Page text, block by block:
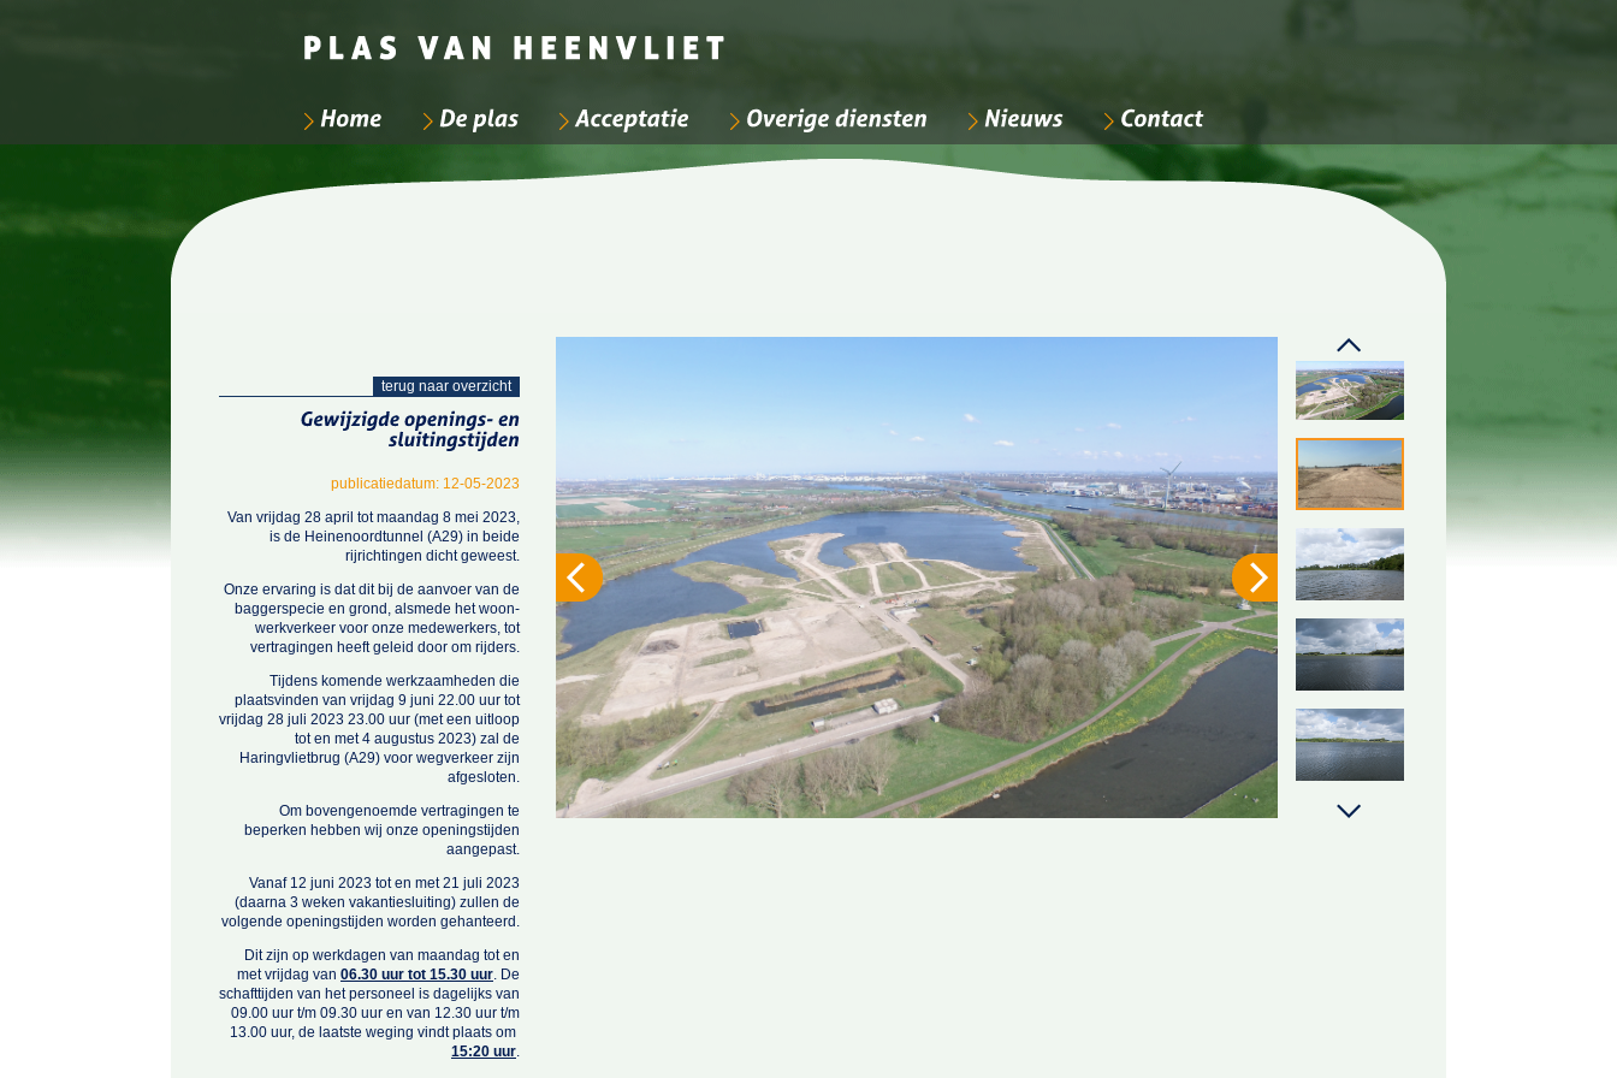
terug naar overzicht
publicatiedatum: 12-05-2023
Van vrijdag 28 april tot maandag 8 mei 2023,
is de Heinenoordtunnel (A29) in beide
rijrichtingen dicht geweest.
Onze ervaring is dat dit bij de aanvoer van de
baggerspecie en grond, alsmede het woon-
werkverkeer voor onze medewerkers, tot
vertragingen heeft geleid door om rijders.
Tijdens komende werkzaamheden die
plaatsvinden van vrijdag 9 juni 22.00 uur tot
vrijdag 28 juli 2023 23.00 uur (met een uitloop
tot en met 4 augustus 2023) zal de
Haringvlietbrug (A29) voor wegverkeer zijn
afgesloten.
Om bovengenoemde vertragingen te
beperken hebben wij onze openingstijden
aangepast.
Vanaf 12 juni 2023 tot en met 21 juli 2023
(daarna 3 weken vakantiesluiting) zullen de
volgende openingstijden worden gehanteerd.
Dit zijn op werkdagen van maandag tot en
met vrijdag van 06.30 uur tot 15.30 uur. De
schafttijden van het personeel is dagelijks van
09.00 uur t/m 09.30 uur en van 12.30 uur t/m
13.00 uur, de laatste weging vindt plaats om
15:20 uur.